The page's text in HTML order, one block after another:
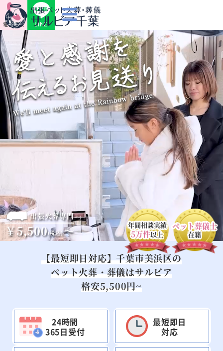
電話相談 LINE
出張火葬専門
￥5,500(税込)～ 年間相談実績
5万件以上
ペット葬儀士
在籍
【最短即日対応】千葉市美浜区の
ペット火葬・葬儀はサルビア
格安5,500円~
24時間
365日受付
最短即日
対応